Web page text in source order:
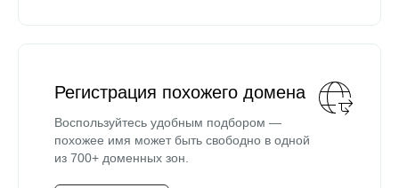
Регистрация похожего домена
Воспользуйтесь удобным подбором —
похожее имя может быть свободно в одной
из 700+ доменных зон.